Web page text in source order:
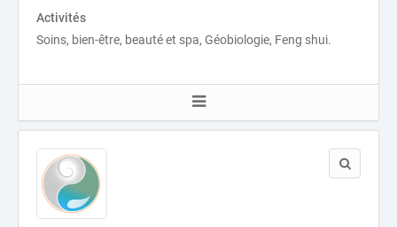
Activités
Soins, bien-être, beauté et spa, Géobiologie, Feng shui.